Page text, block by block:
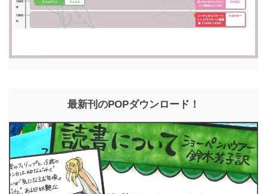
最新刊のPOPダウンロード！